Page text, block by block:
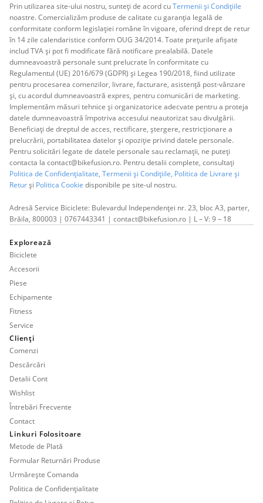
Prin utilizarea site-ului nostru, sunteți de acord cuTermenii și Condițiile
noastre. Comercializăm produse de calitate cu garanția legală de
conformitate conform legislației române în vigoare, oferind drept de retur
în 14 zile calendaristice conform OUG 34/2014. Toate prețurile afișate
includ TVA și pot fi modificate fără notificare prealabilă. Datele
dumneavoastră personale sunt prelucrate în conformitate cu
Regulamentul (UE) 2016/679 (GDPR) și Legea 190/2018, fiind utilizate
pentru procesarea comenzilor, livrare, facturare, asistență post-vânzare
și, cu acordul dumneavoastră expres, pentru comunicări de marketing.
Implementăm măsuri tehnice și organizatorice adecvate pentru a proteja
datele dumneavoastră împotriva accesului neautorizat sau divulgării.
Beneficiați de dreptul de acces, rectificare, ștergere, restricționare a
prelucrării, portabilitatea datelor și opoziție privind datele personale.
Pentru solicitări legate de datele personale sau reclamații, ne puteți
contacta la contact@bikefusion.ro. Pentru detalii complete, consultați
Politica de Confidențialitate, Termenii și Condițiile, Politica de Livrare și
Returși Politica Cookie disponibile pe site-ul nostru.
Adresă Service Biciclete: Bulevardul Independenței nr. 23, bloc A3, parter,
Brăila, 800003 | 0767443341 | contact@bikefusion.ro | L – V: 9 – 18
Explorează
Biciclete
Accesorii
Piese
Echipamente
Fitness
Service
Clienți
Comenzi
Descărcări
Detalii Cont
Wishlist
Întrebări Frecvente
Contact
Linkuri Folositoare
Metode de Plată
Formular Returnări Produse
Urmărește Comanda
Politica de Confidențialitate